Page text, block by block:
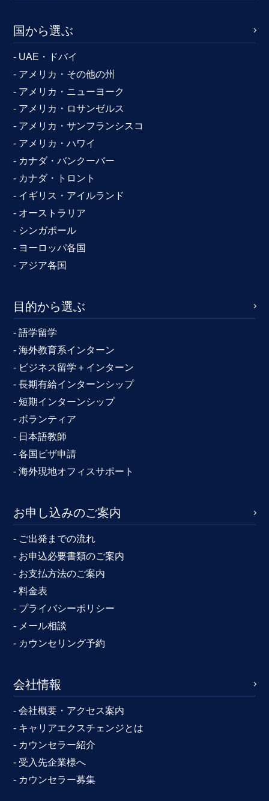
国から選ぶ
- UAE・ドバイ
- アメリカ・その他の州
- アメリカ・ニューヨーク
- アメリカ・ロサンゼルス
- アメリカ・サンフランシスコ
- アメリカ・ハワイ
- カナダ・バンクーバー
- カナダ・トロント
- イギリス・アイルランド
- オーストラリア
- シンガポール
- ヨーロッパ各国
- アジア各国
目的から選ぶ
- 語学留学
- 海外教育系インターン
- ビジネス留学＋インターン
- 長期有給インターンシップ
- 短期インターンシップ
- ボランティア
- 日本語教師
- 各国ビザ申請
- 海外現地オフィスサポート
お申し込みのご案内
- ご出発までの流れ
- お申込必要書類のご案内
- お支払方法のご案内
- 料金表
- プライバシーポリシー
- メール相談
- カウンセリング予約
会社情報
- 会社概要・アクセス案内
- キャリアエクスチェンジとは
- カウンセラー紹介
- 受入先企業様へ
- カウンセラー募集